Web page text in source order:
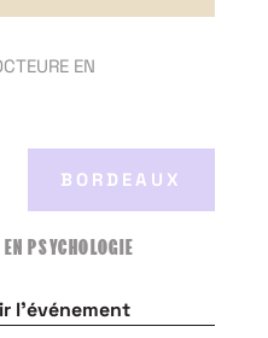
BORDEAUX
PSYCHOLOGIE
l'événement